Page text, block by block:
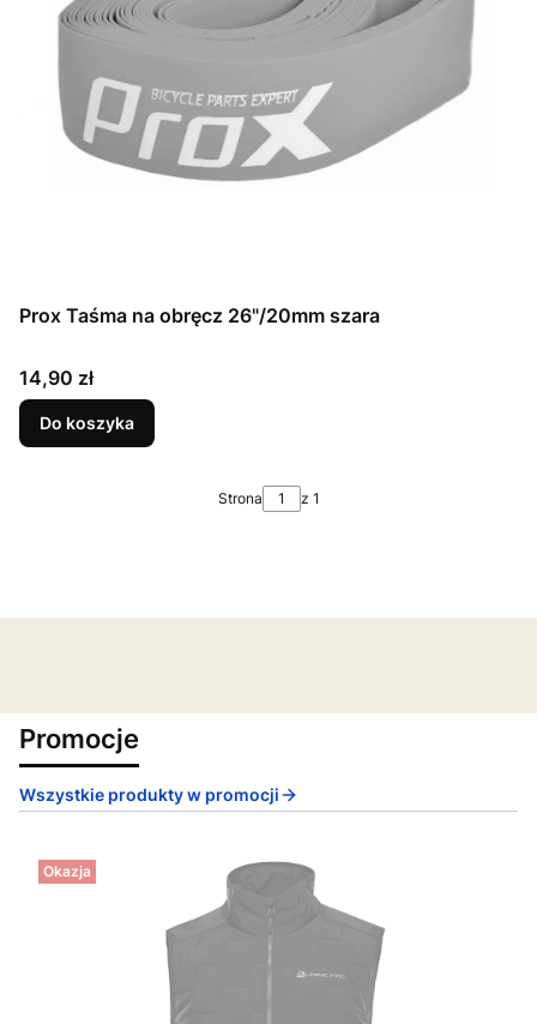
Prox Taśma na obręcz 26"/20mm szara
Cena
14,90 zł
Do koszyka
Strona z 1
Promocje
Wszystkie produkty w promocji
Okazja